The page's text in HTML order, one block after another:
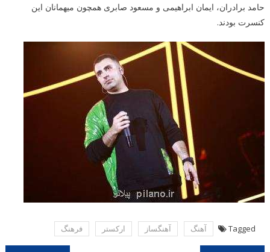
حامد برادران، ایمان ابراهیمی و مسعود صابری همچون میهمانان این
کنسرت بودند.
Tagged آهنگ آهنگساز اركستر فرهنگ